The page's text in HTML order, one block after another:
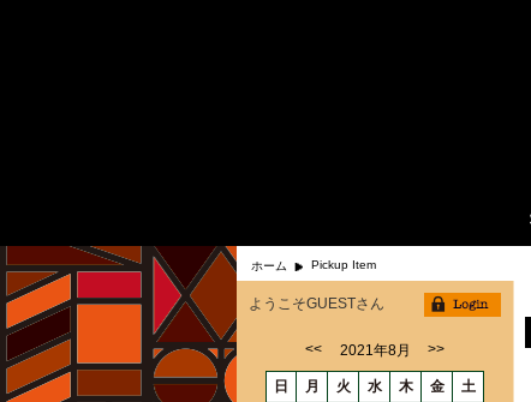
ホーム Pickup Item
ようこそGUESTさん
<< 2021年8月 >>
日 月 火 水 木 金
土